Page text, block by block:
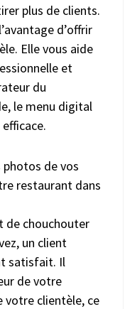
plus de clients.
d’offrir
Elle vous aide
et
du
le menu digital
de vos
restaurant dans
de chouchouter
un client
satisfait. Il
de votre
votre clientèle, ce